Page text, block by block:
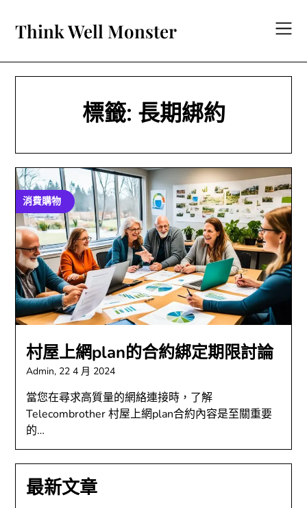
content
Think Well Monster
標籤: 長期綁約
消費購物
村屋上網plan的合約綁定期限討論
Admin, 22 4 月 2024
當您在尋求高質量的網絡連接時，了解
Telecombrother 村屋上網plan合約內容是至關重要
的…
最新文章